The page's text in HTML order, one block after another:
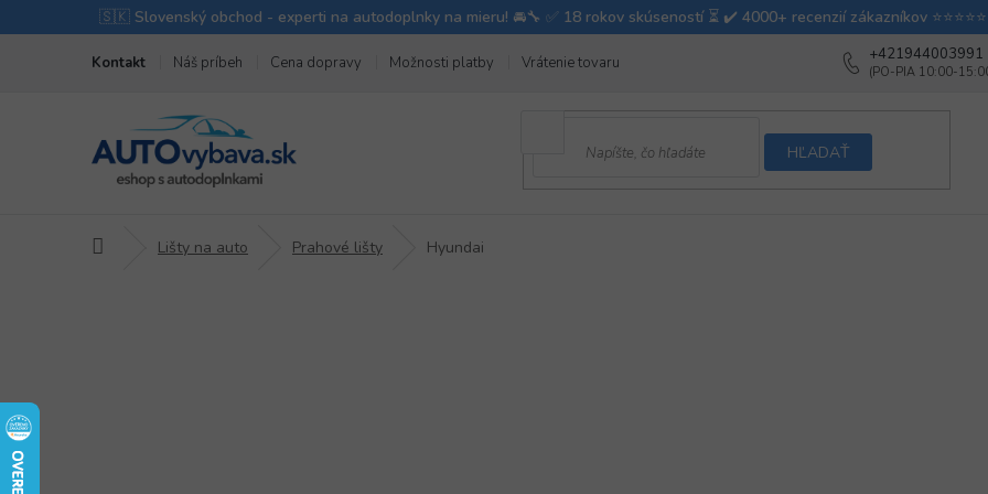
Kontakt Náš príbeh Cena dopravy Možnosti platby Vrátenie tovaru Ako balíme v
+421944003991
HĽADAŤ
DomovLišty na auto Prahové lišty Hyundai